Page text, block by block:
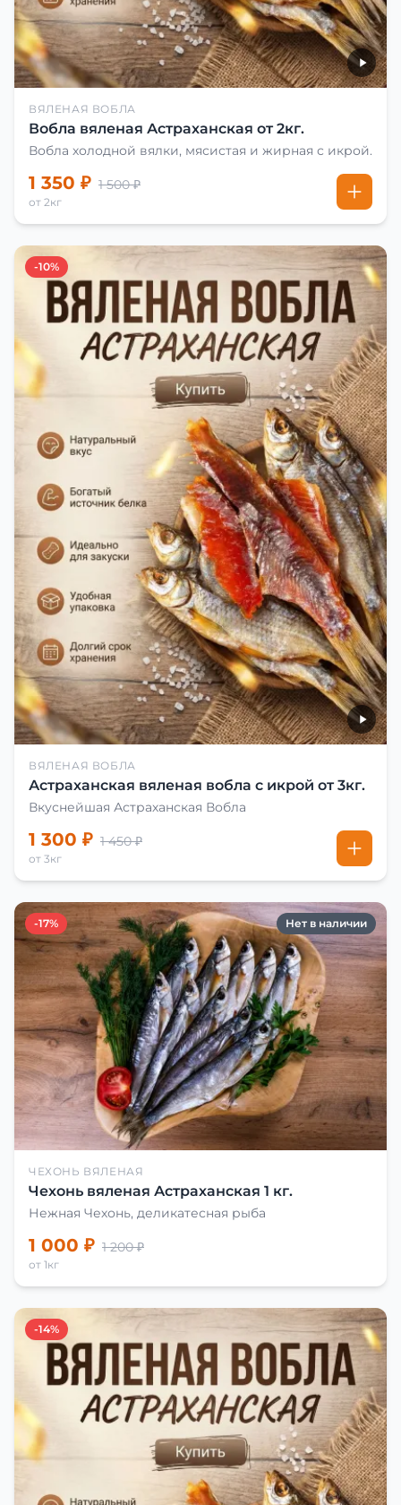
ВЯЛЕНАЯ ВОБЛА
Вобла вяленая Астраханская от 2кг.
Вобла холодной вялки, мясистая и жирная с икрой.
1 350 ₽ 1 500 ₽
от 2кг
-10%
ВЯЛЕНАЯ ВОБЛА
Астраханская вяленая вобла с икрой от 3кг.
Вкуснейшая Астраханская Вобла
1 300 ₽ 1 450 ₽
от 3кг
-17% Нет в наличии
ЧЕХОНЬ ВЯЛЕНАЯ
Чехонь вяленая Астраханская 1 кг.
Нежная Чехонь, деликатесная рыба
1 000 ₽ 1 200 ₽
от 1кг
-14%